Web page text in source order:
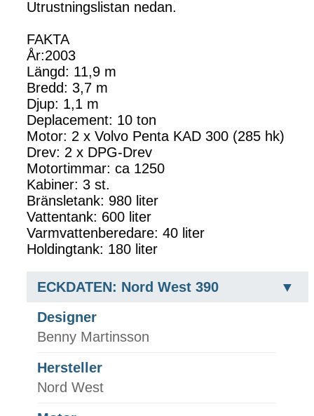
Utrustningslistan nedan.
FAKTA
År:2003
Längd: 11,9 m
Bredd: 3,7 m
Djup: 1,1 m
Deplacement: 10 ton
Motor: 2 x Volvo Penta KAD 300 (285 hk)
Drev: 2 x DPG-Drev
Motortimmar: ca 1250
Kabiner: 3 st.
Bränsletank: 980 liter
Vattentank: 600 liter
Varmvattenberedare: 40 liter
Holdingtank: 180 liter
ECKDATEN: Nord West 390
Designer
Benny Martinsson
Hersteller
Nord West